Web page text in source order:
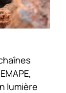
lumière